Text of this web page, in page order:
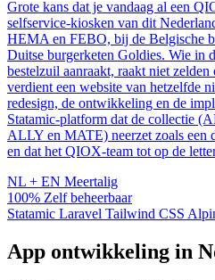
Grote kans dat je vandaag al een
selfservice-kiosken van dit
HEMA en FEBO, bij de Belgische
Duitse burgerketen Goldies. Wie in
bestelzuil aanraakt, raakt niet
verdient een website van hetzelfde
redesign, de ontwikkeling en de
Statamic-platform dat de collectie
ALLY en MATE) neerzet zoals een
en dat het QIOX-team tot op de
NL + EN Meertalig
100% Zelf beheerbaar
Statamic Laravel Tailwind CSS
App ontwikkeling in